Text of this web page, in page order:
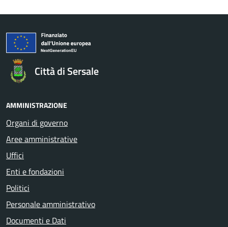
Città di Sersale
AMMINISTRAZIONE
Organi di governo
Aree amministrative
Uffici
Enti e fondazioni
Politici
Personale amministrativo
Documenti e Dati